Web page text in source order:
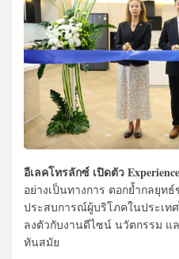
อีเลคโทรลักซ์ เปิดตัว
อย่างเป็นทางการ ตอกย้ำกลยุท
ประสบการณ์ผู้บริโภคในประเท
ลงตัวกับงานดีไซน์ นวัตกรรม
ทันสมัย